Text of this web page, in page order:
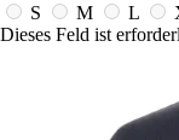
S M L
Dieses Feld ist